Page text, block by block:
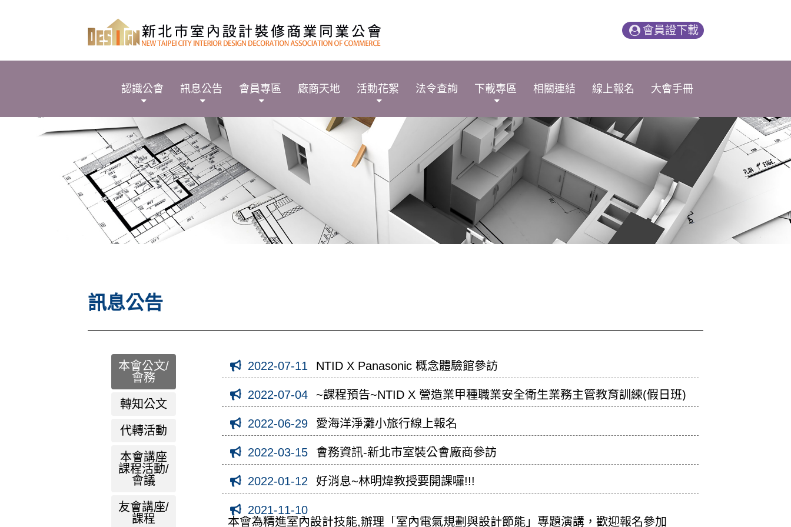
會員證下載
認識公會 訊息公告 會員專區 廠商天地 活動花絮 法令查詢 下載專區 相關連結 線上報名 大會手冊
訊息公告
本會公文/
會務
轉知公文
代轉活動
本會講座
課程活動/
會議
友會講座/
課程
2022-07-11 NTID X Panasonic 概念體驗館參訪
2022-07-04 ~課程預告~NTID X 營造業甲種職業安全衛生業務主管教育訓練(假日班)
2022-06-29 愛海洋淨灘小旅行線上報名
2022-03-15 會務資訊-新北市室裝公會廠商參訪
2022-01-12 好消息~林明煒教授要開課囉!!!
2021-11-10
本會為精進室內設計技能,辦理「室內電氣規劃與設計節能」專題演講，歡迎報名參加